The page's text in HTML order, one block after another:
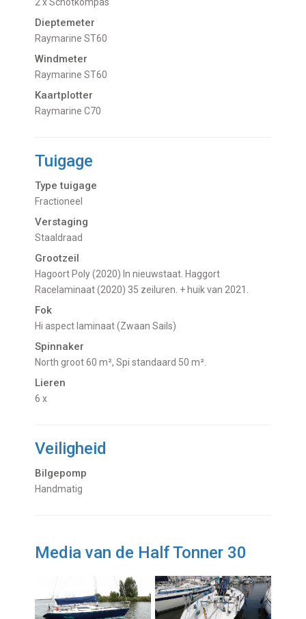
Dieptemeter
Raymarine ST60
Windmeter
Raymarine ST60
Kaartplotter
Raymarine C70
Tuigage
Type tuigage
Fractioneel
Verstaging
Staaldraad
Grootzeil
Hagoort Poly (2020) In nieuwstaat. Haggort
Racelaminaat (2020) 35 zeiluren. + huik van 2021.
Fok
Hi aspect laminaat (Zwaan Sails)
Spinnaker
North groot 60 m², Spi standaard 50 m².
Lieren
6 x
Veiligheid
Bilgepomp
Handmatig
Media van de Half Tonner 30